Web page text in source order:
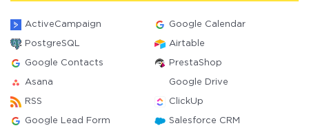
ActiveCampaign Google Calendar
PostgreSQL Airtable
Google Contacts PrestaShop
Asana Google Drive
RSS ClickUp
Google Lead Form Salesforce CRM